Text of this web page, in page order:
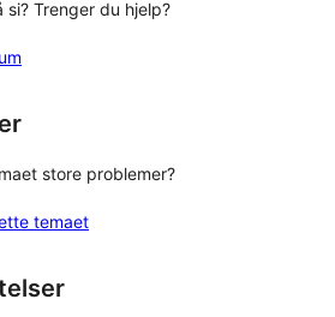
si? Trenger du hjelp?
store problemer?
temaet